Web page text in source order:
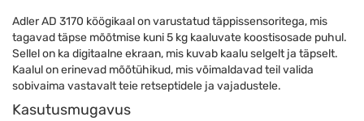
Adler AD 3170 köögikaal on varustatud täppissensoritega, mis
tagavad täpse mõõtmise kuni 5 kg kaaluvate koostisosade puhul.
Sellel on ka digitaalne ekraan, mis kuvab kaalu selgelt ja täpselt.
Kaalul on erinevad mõõtühikud, mis võimaldavad teil valida
sobivaima vastavalt teie retseptidele ja vajadustele.
Kasutusmugavus